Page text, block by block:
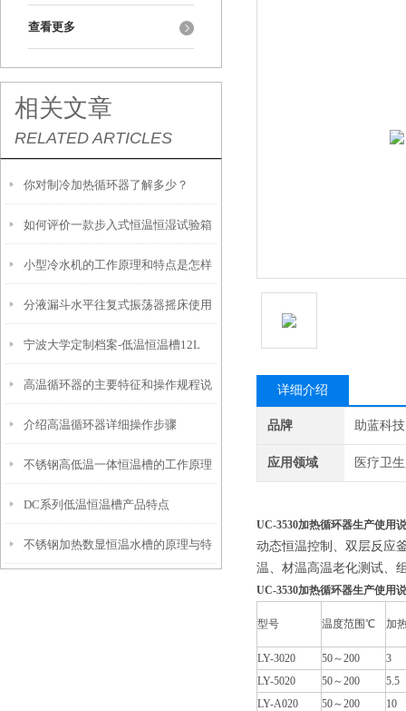
查看更多
相关文章
RELATED ARTICLES
你对制冷加热循环器了解多少？
如何评价一款步入式恒温恒湿试验箱
的好坏？
小型冷水机的工作原理和特点是怎样
的？
分液漏斗水平往复式振荡器摇床使用
时需要注意这几点
宁波大学定制档案-低温恒温槽12L
高温循环器的主要特征和操作规程说
明
介绍高温循环器详细操作步骤
不锈钢高低温一体恒温槽的工作原理
和控制系统介绍
DC系列低温恒温槽产品特点
不锈钢加热数显恒温水槽的原理与特
详细介绍
品牌 助蓝科技
应用领域 医疗卫
UC-3530加热循环器生产使用
动态恒温控制、双层反应
温、材温高温老化测试、
UC-3530加热循环器生产使用
型号 温度范围℃ 加
LY-3020 50～200
3
LY-5020
50～200
5.5
LY-A020
50～200
10